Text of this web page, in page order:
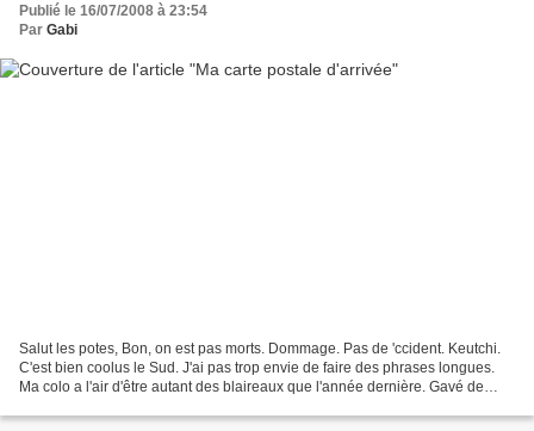
Publié le 16/07/2008 à 23:54
Par Gabi
Salut les potes, Bon, on est pas morts. Dommage. Pas de 'ccident. Keutchi.
C'est bien coolus le Sud. J'ai pas trop envie de faire des phrases longues.
Ma colo a l'air d'être autant des blaireaux que l'année dernière. Gavé de